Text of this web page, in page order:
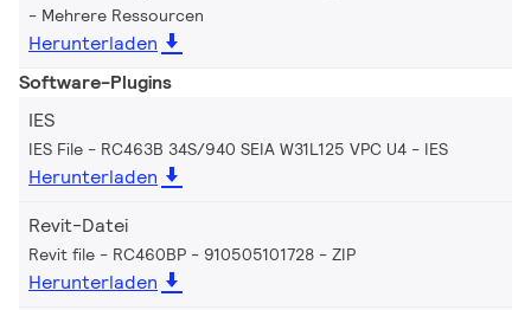
Mehrere Ressourcen
Herunterladen
Software-Plugins
IES
IES File - RC463B 34S/940 SEIA W31L125 VPC U4 IES
Herunterladen
Revit-Datei
Revit file - RC460BP - 910505101728 ZIP
Herunterladen